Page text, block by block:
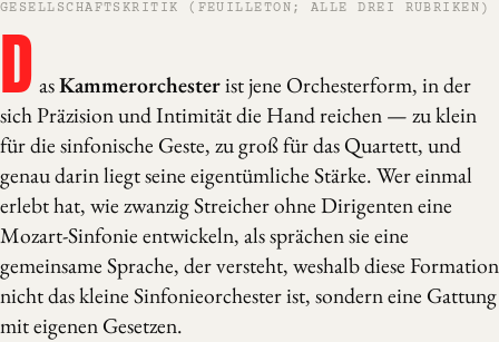
GESELLSCHAFTSKRITIK (FEUILLETON; ALLE DREI RUBRIKEN)
D asKammerorchesterist jene Orchesterform, in der
sich Präzision und Intimität die Hand reichen — zu klein
für die sinfonische Geste, zu groß für das Quartett, und
genau darin liegt seine eigentümliche Stärke. Wer einmal
erlebt hat, wie zwanzig Streicher ohne Dirigenten eine
Mozart-Sinfonie entwickeln, als sprächen sie eine
gemeinsame Sprache, der versteht, weshalb diese Formation
nicht das kleine Sinfonieorchester ist, sondern eine Gattung
mit eigenen Gesetzen.